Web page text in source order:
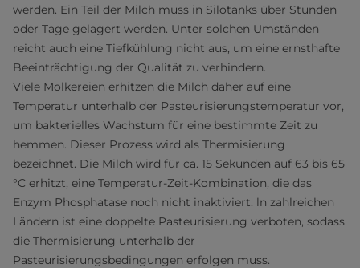
werden. Ein Teil der Milch muss in Silotanks über Stunden
oder Tage gelagert werden. Unter solchen Umständen
reicht auch eine Tiefkühlung nicht aus, um eine ernsthafte
Beeinträchtigung der Qualität zu verhindern.
Viele Molkereien erhitzen die Milch daher auf eine
Temperatur unterhalb der Pasteurisierungstemperatur vor,
um bakterielles Wachstum für eine bestimmte Zeit zu
hemmen. Dieser Prozess wird als Thermisierung
bezeichnet. Die Milch wird für ca. 15 Sekunden auf 63 bis 65
°C erhitzt, eine Temperatur-Zeit-Kombination, die das
Enzym Phosphatase noch nicht inaktiviert. ln zahlreichen
Ländern ist eine doppelte Pasteurisierung verboten, sodass
die Thermisierung unterhalb der
Pasteurisierungsbedingungen erfolgen muss.